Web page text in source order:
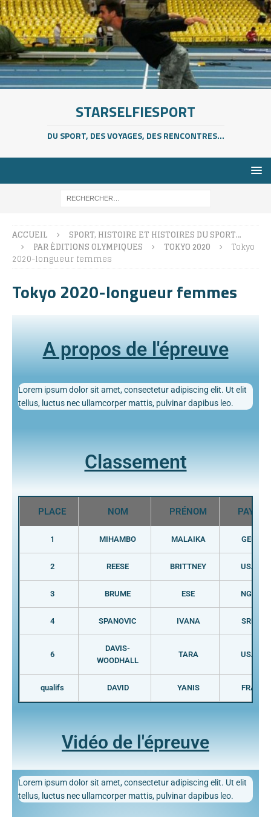
STARSELFIESPORT
DU SPORT, DES VOYAGES, DES RENCONTRES...
ACCUEIL
SPORT, HISTOIRE ET HISTOIRES DU SPORT…
PAR ÉDITIONS OLYMPIQUES
TOKYO 2020
Tokyo
2020-longueur femmes
Tokyo 2020-longueur femmes
A propos de l'épreuve
Lorem ipsum dolor sit amet, consectetur adipiscing elit. Ut elit
tellus, luctus nec ullamcorper mattis, pulvinar dapibus leo.
Classement
PLACE NOM PRÉNOM PAYS
1 MIHAMBO MALAIKA GER
2 REESE BRITTNEY USA
3 BRUME ESE NGR
4 SPANOVIC IVANA SRB
6
DAVIS-
WOODHALL
TARA USA
qualifs DAVID YANIS FRA
Vidéo de l'épreuve
Lorem ipsum dolor sit amet, consectetur adipiscing elit. Ut elit
tellus, luctus nec ullamcorper mattis, pulvinar dapibus leo.